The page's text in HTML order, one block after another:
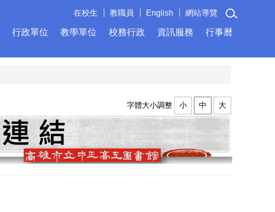
行政單位 教學單位 校務行政 資訊服務 行事曆
在校生 教職員 English 網站導覽
字體大小調整 小 中 大